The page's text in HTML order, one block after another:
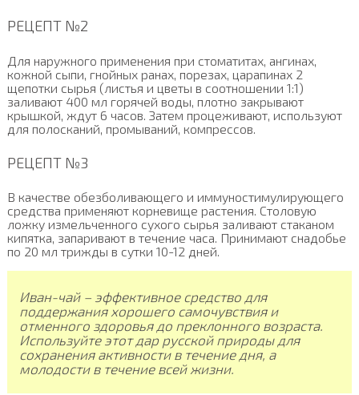
РЕЦЕПТ №2
Для наружного применения при стоматитах, ангинах,
кожной сыпи, гнойных ранах, порезах, царапинах 2
щепотки сырья (листья и цветы в соотношении 1:1)
заливают 400 мл горячей воды, плотно закрывают
крышкой, ждут 6 часов. Затем процеживают, используют
для полосканий, промываний, компрессов.
РЕЦЕПТ №3
В качестве обезболивающего и иммуностимулирующего
средства применяют корневище растения. Столовую
ложку измельченного сухого сырья заливают стаканом
кипятка, запаривают в течение часа. Принимают снадобье
по 20 мл трижды в сутки 10-12 дней.
Иван-чай – эффективное средство для
поддержания хорошего самочувствия и
отменного здоровья до преклонного возраста.
Используйте этот дар русской природы для
сохранения активности в течение дня, а
молодости в течение всей жизни.